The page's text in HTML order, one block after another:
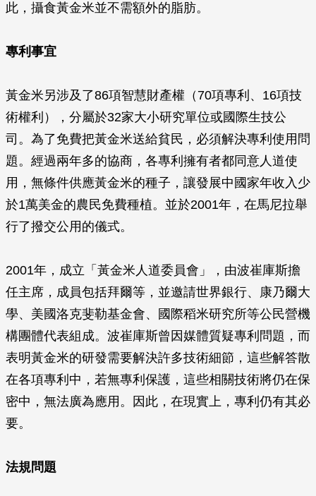
此，攝食黃金米並不需額外的脂肪。
專利事宜
黃金米另涉及了86項智慧財產權（70項專利、16項技
術權利），分屬於32家大小研究單位或國際生技公
司。為了免費把黃金米送給貧民，必須解決專利使用問
題。經過兩年多的協商，各專利擁有者都同意人道使
用，無條件供應黃金米的種子，讓發展中國家年收入少
於1萬美金的農民免費種植。並於2001年，在馬尼拉舉
行了撥交公用的儀式。
2001年，成立「黃金米人道委員會」，由波崔庫斯擔
任主席，成員包括拜爾等，並邀請世界銀行、康乃爾大
學、美國洛克斐勒基金會、國際稻米研究所等公民營機
構團體代表組成。波崔庫斯曾因媒體質疑專利問題，而
表明黃金米的研發需要解決許多技術細節，這些解答散
在各項專利中，若無專利保護，這些相關技術將仍在保
密中，無法廣為應用。因此，在現實上，專利仍有其必
要。
法規問題